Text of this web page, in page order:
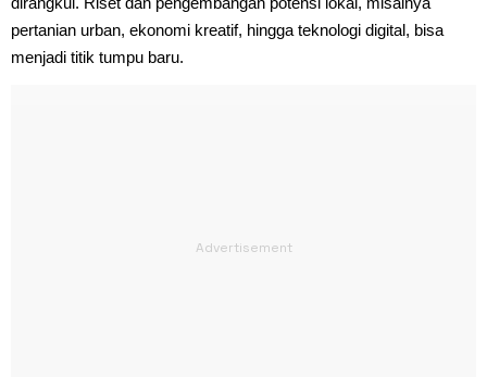
pertanian urban, ekonomi kreatif, hingga teknologi digital, bisa
menjadi titik tumpu baru.